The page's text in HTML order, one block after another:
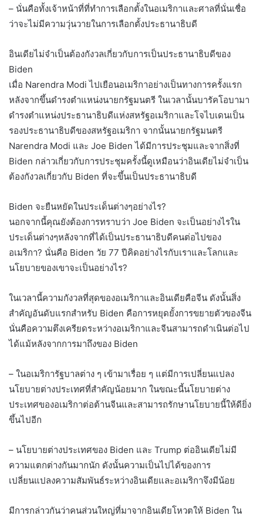
– นั่นคือทั้งเจ้าหน้าที่ที่ทำการเลือกตั้งในอเมริกาและศาลที่นั่นเชื่อ
ว่าจะไม่มีความวุ่นวายในการเลือกตั้งประธานาธิบดี
อินเดียไม่จำเป็นต้องกังวลเกี่ยวกับการเป็นประธานาธิบดีของ
Biden
เมื่อ Narendra Modi ไปเยือนอเมริกาอย่างเป็นทางการครั้งแรก
หลังจากขึ้นดำรงตำแหน่งนายกรัฐมนตรี ในเวลานั้นบารัคโอบามา
ดำรงตำแหน่งประธานาธิบดีแห่งสหรัฐอเมริกาและโจไบเดนเป็น
รองประธานาธิบดีของสหรัฐอเมริกา จากนั้นนายกรัฐมนตรี
Narendra Modi และ Joe Biden ได้มีการประชุมและจากสิ่งที่
Biden กล่าวเกี่ยวกับการประชุมครั้งนี้ดูเหมือนว่าอินเดียไม่จำเป็น
ต้องกังวลเกี่ยวกับ Biden ที่จะขึ้นเป็นประธานาธิบดี
Biden จะยืนหยัดในประเด็นต่างๆอย่างไร?
นอกจากนี้คุณยังต้องการทราบว่า Joe Biden จะเป็นอย่างไรใน
ประเด็นต่างๆหลังจากที่ได้เป็นประธานาธิบดีคนต่อไปของ
อเมริกา? นั่นคือ Biden วัย 77 ปีคิดอย่างไรกับเราและโลกและ
นโยบายของเขาจะเป็นอย่างไร?
ในเวลานี้ความกังวลที่สุดของอเมริกาและอินเดียคือจีน ดังนั้นสิ่ง
สำคัญอันดับแรกสำหรับ Biden คือการหยุดยั้งการขยายตัวของจีน
นั่นคือความตึงเครียดระหว่างอเมริกาและจีนสามารถดำเนินต่อไป
ได้แม้หลังจากการมาถึงของ Biden
– ในอเมริการัฐบาลต่าง ๆ เข้ามาเรื่อย ๆ แต่มีการเปลี่ยนแปลง
นโยบายต่างประเทศที่สำคัญน้อยมาก ในขณะนี้นโยบายต่าง
ประเทศของอเมริกาต่อต้านจีนและสามารถรักษานโยบายนี้ให้ดียิ่ง
ขึ้นไปอีก
– นโยบายต่างประเทศของ Biden และ Trump ต่ออินเดียไม่มี
ความแตกต่างกันมากนัก ดังนั้นความเป็นไปได้ของการ
เปลี่ยนแปลงความสัมพันธ์ระหว่างอินเดียและอเมริกาจึงมีน้อย
มีการกล่าวกันว่าคนส่วนใหญ่ที่มาจากอินเดียโหวตให้ Biden ใน